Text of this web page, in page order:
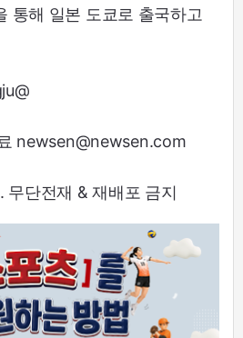
통해 일본 도쿄로 출국하고
newsen@newsen.com
단전재 & 재배포 금지